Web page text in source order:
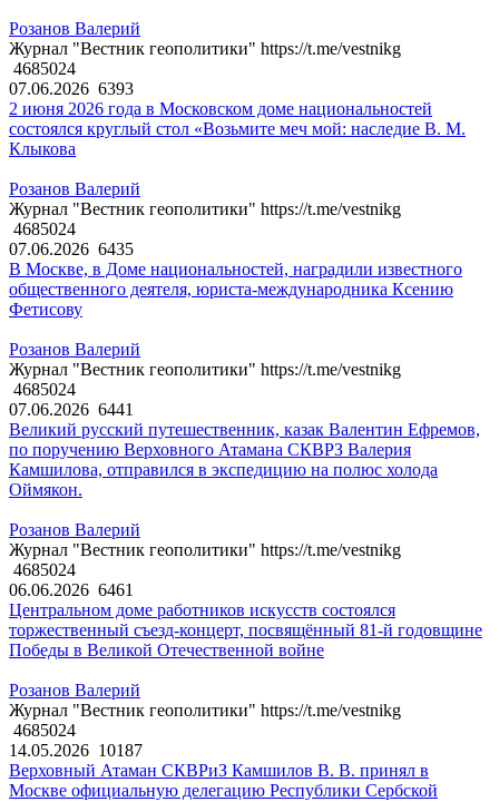
Розанов Валерий
Журнал "Вестник геополитики" https://t.me/vestnikg
4685024
07.06.2026 6393
2 июня 2026 года в Московском доме национальностей
состоялся круглый стол «Возьмите меч мой: наследие В. М.
Клыкова
Розанов Валерий
Журнал "Вестник геополитики" https://t.me/vestnikg
4685024
07.06.2026 6435
В Москве, в Доме национальностей, наградили известного
общественного деятеля, юриста-международника Ксению
Фетисову
Розанов Валерий
Журнал "Вестник геополитики" https://t.me/vestnikg
4685024
07.06.2026 6441
Великий русский путешественник, казак Валентин Ефремов,
по поручению Верховного Атамана СКВРЗ Валерия
Камшилова, отправился в экспедицию на полюс холода
Оймякон.
Розанов Валерий
Журнал "Вестник геополитики" https://t.me/vestnikg
4685024
06.06.2026 6461
Центральном доме работников искусств состоялся
торжественный съезд-концерт, посвящённый 81-й годовщине
Победы в Великой Отечественной войне
Розанов Валерий
Журнал "Вестник геополитики" https://t.me/vestnikg
4685024
14.05.2026 10187
Верховный Атаман СКВРиЗ Камшилов В. В. принял в
Москве официальную делегацию Республики Сербской